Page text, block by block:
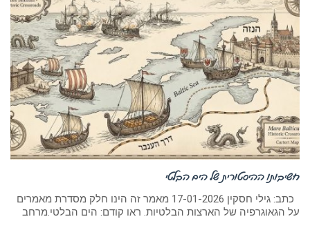
חשיבותו ההיסטורית של הים הבלטי
כתב: גילי חסקין 17-01-2026 מאמר זה הינו חלק מסדרת מאמרים
על הגאוגרפיה של הארצות הבלטיות. ראו קודם: הים הבלטי.מרחב